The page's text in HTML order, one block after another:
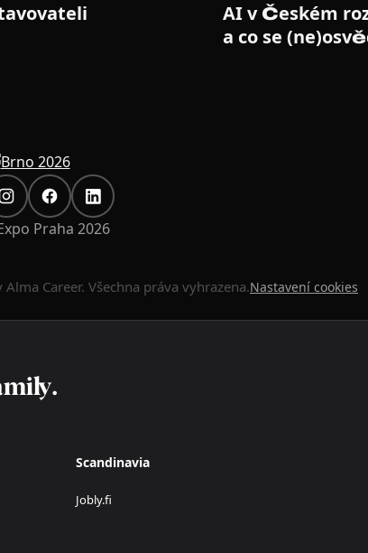
AI v Českém
a co se
Praha 2026
Alma Career. Všechna práva vyhrazena.Nastavení cookies
Scandinavia
Jobly.fi